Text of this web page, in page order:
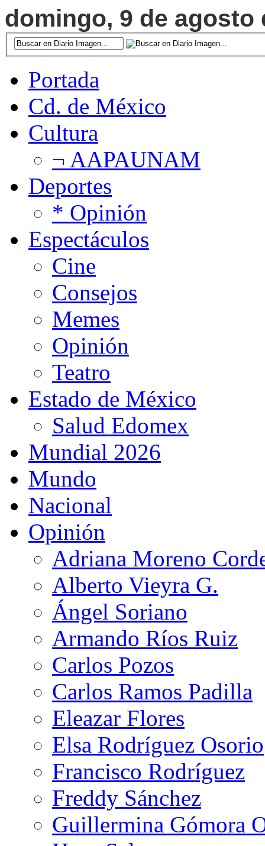
domingo, 9 de agosto
Portada
Cd. de México
Cultura
¬ AAPAUNAM
Deportes
* Opinión
Espectáculos
Cine
Consejos
Memes
Opinión
Teatro
Estado de México
Salud Edomex
Mundial 2026
Mundo
Nacional
Opinión
Adriana Moreno
Alberto Vieyra G.
Ángel Soriano
Armando Ríos Ruiz
Carlos Pozos
Carlos Ramos Padilla
Eleazar Flores
Elsa Rodríguez Osorio
Francisco Rodríguez
Freddy Sánchez
Guillermina Gómora